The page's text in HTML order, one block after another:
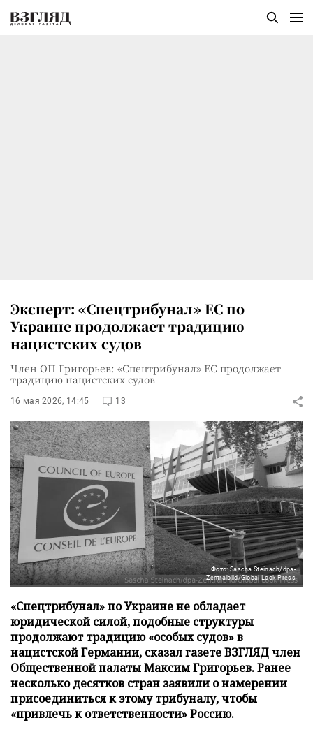
Эксперт: «Спецтрибунал» ЕС по
Украине продолжает традицию
нацистских судов
Член ОП Григорьев: «Спецтрибунал» ЕС продолжает
традицию нацистских судов
16 мая 2026, 14:45 13
Фото: Sascha Steinach/dpa-
Zentralbild/Global Look Press
«Спецтрибунал» по Украине не обладает
юридической силой, подобные структуры
продолжают традицию «особых судов» в
нацистской Германии, сказал газете ВЗГЛЯД член
Общественной палаты Максим Григорьев. Ранее
несколько десятков стран заявили о намерении
присоединиться к этому трибуналу, чтобы
«привлечь к ответственности» Россию.